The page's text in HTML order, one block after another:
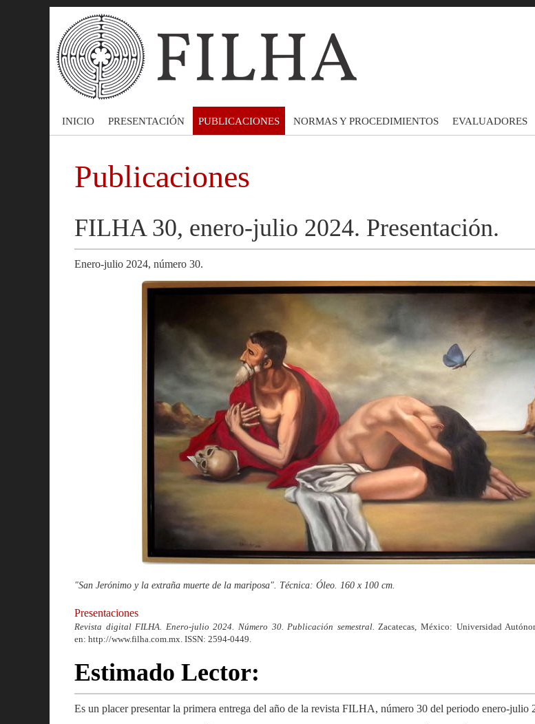
INICIO PRESENTACIÓN PUBLICACIONES NORMAS Y PROCEDIMIENTOS EVALUADORES
Publicaciones
FILHA 30, enero-julio 2024. Presentación.
Enero-julio 2024, número 30.
"San Jerónimo y la extraña muerte de la mariposa". Técnica: Óleo. 160 x 100 cm.
Presentaciones
Revista digital FILHA. Enero-julio 2024. Número 30. Publicación semestral. Zacatecas, México: Universidad
en: http://www.filha.com.mx. ISSN: 2594-0449.
Estimado Lector:
Es un placer presentar la primera entrega del año de la revista FILHA, número 30 del periodo enero-julio